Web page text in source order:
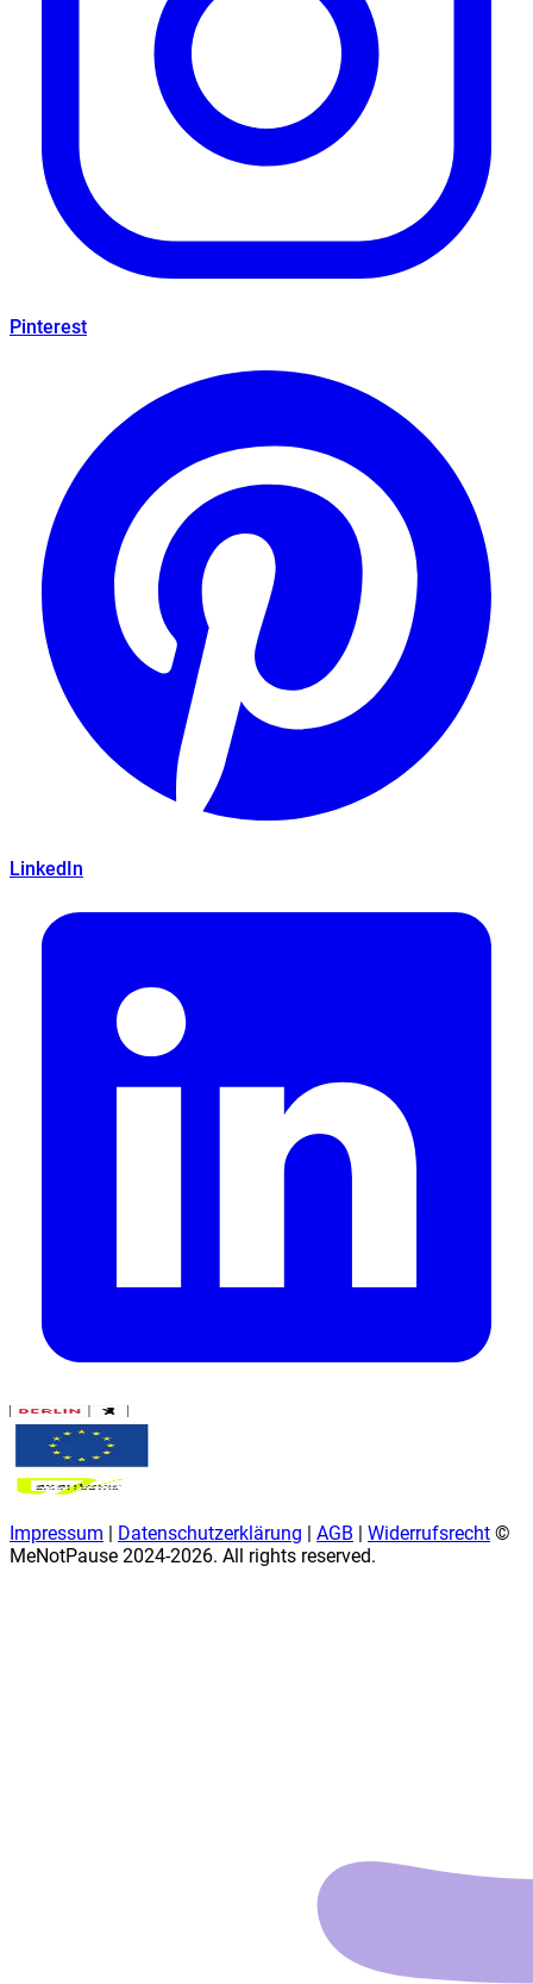
Pinterest
LinkedIn
Impressum Datenschutzerklärung AGB Widerrufsrecht ©
MeNotPause 2024-2026. All rights reserved.